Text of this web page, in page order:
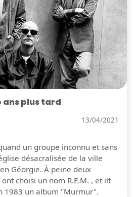
ans plus tard
13/04/2021
un groupe inconnu et sans
désacralisée de la ville
Géorgie. À peine deux
choisi un nom R.E.M. , et ilt
1983 un album "Murmur".